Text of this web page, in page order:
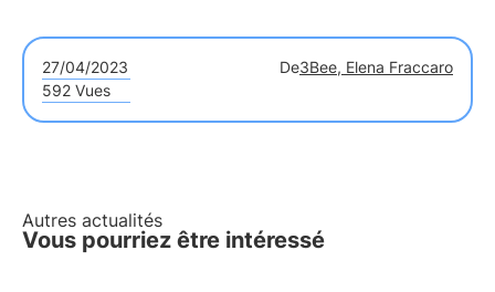
27/04/2023 De3Bee, Elena Fraccaro
592 Vues
Autres actualités
Vous pourriez être intéressé